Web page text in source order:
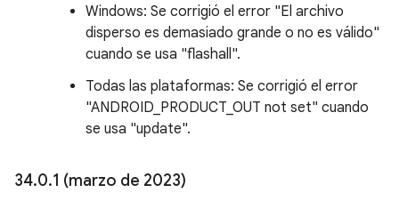
Windows: Se corrigió el error "El archivo
disperso es demasiado grande o no es válido"
cuando se usa "flashall".
Todas las plataformas: Se corrigió el error
"ANDROID_PRODUCT_OUT not set" cuando
se usa "update".
34.0.1 (marzo de 2023)